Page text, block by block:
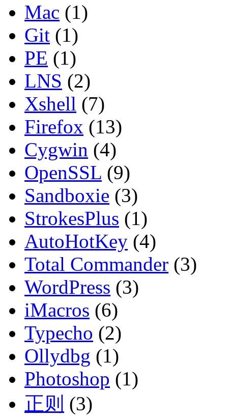
Mac (1)
Git (1)
PE (1)
LNS (2)
Xshell (7)
Firefox (13)
Cygwin (4)
OpenSSL (9)
Sandboxie (3)
StrokesPlus (1)
AutoHotKey (4)
Total Commander (3)
WordPress (3)
iMacros (6)
Typecho (2)
Ollydbg (1)
Photoshop (1)
正则 (3)